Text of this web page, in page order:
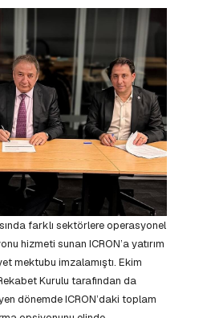
farklı sektörlere operasyonel
hizmeti sunan ICRON’a yatırım
mektubu imzalamıştı. Ekim
Kurulu tarafından da
dönemde ICRON’daki toplam